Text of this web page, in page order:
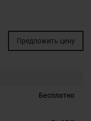
Предложить цену
Бесплатно